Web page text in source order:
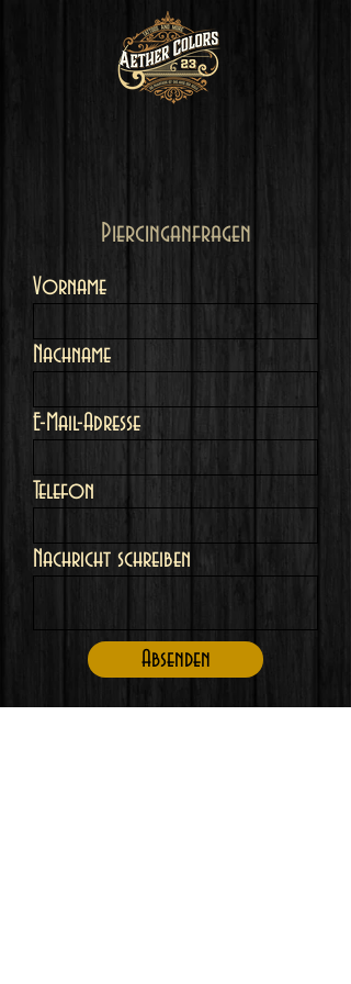
Piercinganfragen
Vorname
Nachname
E-Mail-Adresse
Telefon
Nachricht schreiben
Absenden